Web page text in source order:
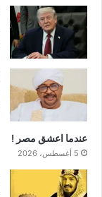
عندما اعشق مصر !
5 أغسطس، 2026